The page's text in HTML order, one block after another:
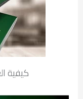
كيفية